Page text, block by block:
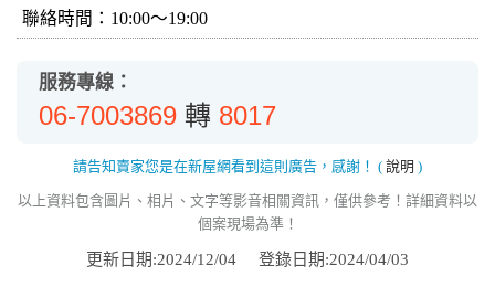
聯絡時間：10:00～19:00
服務專線：
06-7003869 轉 8017
請告知賣家您是在新屋網看到這則廣告，感謝！ ( 說明 )
以上資料包含圖片、相片、文字等影音相關資訊，僅供參考！詳細資料以
個案現場為準！
更新日期:2024/12/04 登錄日期:2024/04/03